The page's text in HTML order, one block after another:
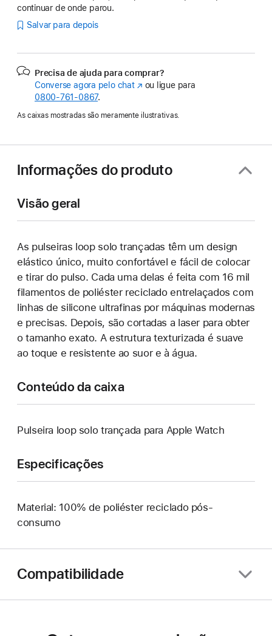
continuar de onde parou.
Salvar para depois
Precisa de ajuda para comprar?
Converse agora pelo chat(o
em
nova
ou ligue para
0800-761-0867.
As caixas mostradas são meramente ilustrativas.
Informações do produto
Visão geral
As pulseiras loop solo trançadas têm um design
elástico único, muito confortável e fácil de colocar
e tirar do pulso. Cada uma delas é feita com 16 mil
filamentos de poliéster reciclado entrelaçados com
linhas de silicone ultrafinas por máquinas modernas
e precisas. Depois, são cortadas a laser para obter
o tamanho exato. A estrutura texturizada é suave
ao toque e resistente ao suor e à água.
Conteúdo da caixa
Pulseira loop solo trançada para Apple Watch
Especificações
Material: 100% de poliéster reciclado pós-
consumo
Compatibilidade